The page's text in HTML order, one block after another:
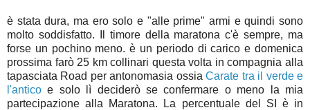
è stata dura, ma ero solo e "alle prime" armi e quindi sono
molto soddisfatto. Il timore della maratona c'è sempre, ma
forse un pochino meno. è un periodo di carico e domenica
prossima farò 25 km collinari questa volta in compagnia alla
tapasciata Road per antonomasia ossiaCarate tra il verde e
l'antico e solo lì deciderò se confermare o meno la mia
partecipazione alla Maratona. La percentuale del SI è in